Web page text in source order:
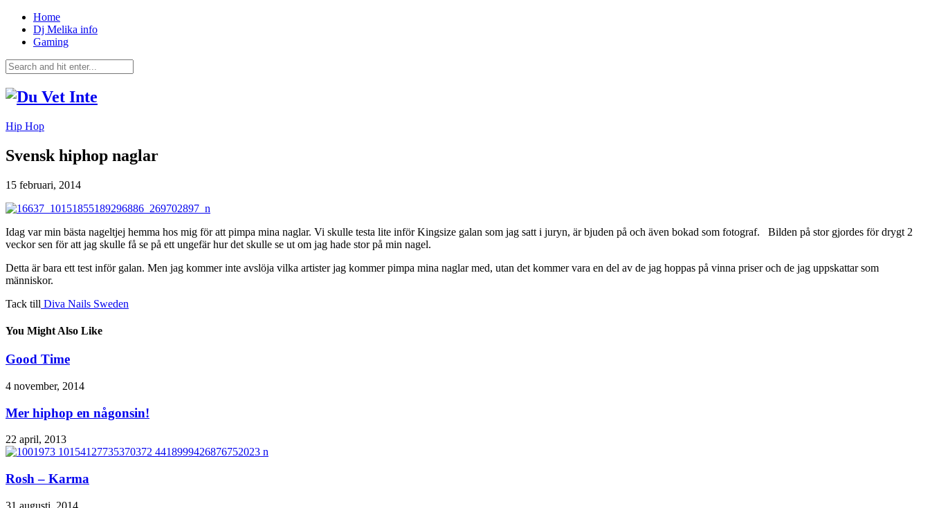
Home
Dj Melika info
Gaming
Hip Hop
Svensk hiphop naglar
15 februari, 2014
Idag var min bästa nageltjej hemma hos mig för att pimpa mina naglar. Vi skulle testa lite inför Kingsize galan som jag satt i juryn, är bjuden på och även bokad som fotograf. Bilden på stor gjordes för drygt 2
veckor sen för att jag skulle få se på ett ungefär hur det skulle se ut om jag hade stor på min nagel.
Detta är bara ett test inför galan. Men jag kommer inte avslöja vilka artister jag kommer pimpa mina naglar med, utan det kommer vara en del av de jag hoppas på vinna priser och de jag uppskattar som
människor.
Tack till Diva Nails Sweden
You Might Also Like
Good Time
4 november, 2014
Mer hiphop en någonsin!
22 april, 2013
Rosh – Karma
31 augusti, 2014